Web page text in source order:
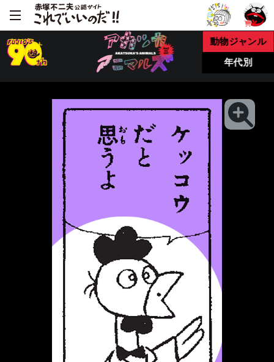
動物ジャンル
年代別